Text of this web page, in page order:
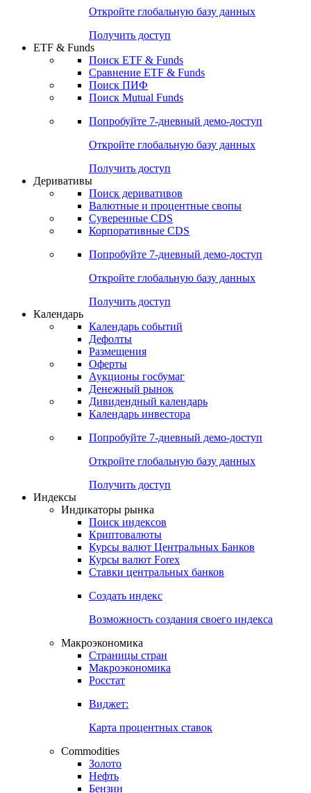
Поиск кредитов
Попробуйте7-дневный
Откройте глобальную базу данных
Получить доступ
ETF & Funds
Сравнение ETF & Funds
Поиск Mutual Funds
Попробуйте7-дневный
Откройте глобальную базу данных
Получить доступ
Деривативы
Валютные и процентные свопы
Корпоративные CDS
Попробуйте7-дневный
Откройте глобальную базу данных
Получить доступ
Календарь
Календарь событий
Дефолты
Размещения
Оферты
Денежный рынок
Календарь инвестора
Попробуйте7-дневный
Откройте глобальную базу данных
Получить доступ
Индикаторы рынка
Поиск индексов
Курсы валют Центральных Банков
Ставки центральных банков
Создать индекс
Возможность создания своего индекса
Страницы стран
Росстат
Виджет:
Карта процентных ставок